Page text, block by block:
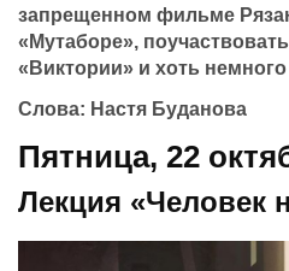
запрещенном фильме
«Мутаборе»,
«Виктории» и хоть
Слова: Настя Буданова
Пятница, 22
Лекция «Человек